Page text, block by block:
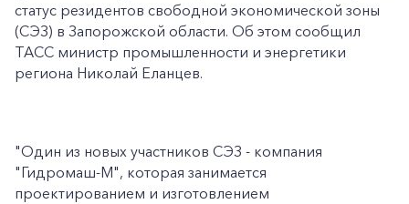
статус резидентов свободной экономической зоны
(СЭЗ) в Запорожской области. Об этом сообщил
ТАСС министр промышленности и энергетики
региона Николай Еланцев.
"Один из новых участников СЭЗ - компания
"Гидромаш-М", которая занимается
проектированием и изготовлением